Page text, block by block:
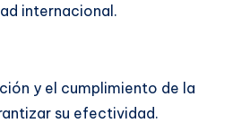
internacional.
y el cumplimiento de la
su efectividad.